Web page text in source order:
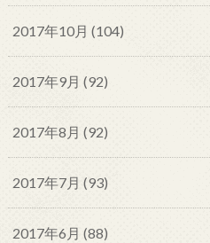
2017年10月 (104)
2017年9月 (92)
2017年8月 (92)
2017年7月 (93)
2017年6月 (88)